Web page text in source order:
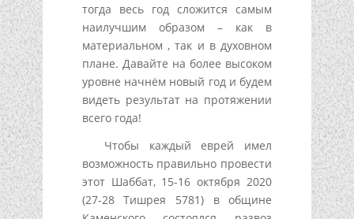
тогда весь год сложится самым
наилучшим образом – как в
материальном , так и в духовном
плане. Давайте на более высоком
уровне начнём новый год и будем
видеть результат на протяжении
всего года!
Чтобы каждый еврей имел
возможность правильно провести
этот Шаббат, 15-16 октября 2020
(27-28 Тишрея 5781) в общине